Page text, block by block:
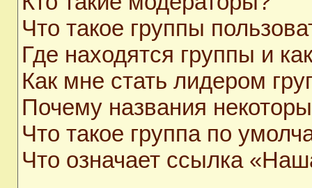
Что такое группы
Где находятся группы и
Как мне стать лидером
Почему названия
Что такое группа по
Что означает ссылка